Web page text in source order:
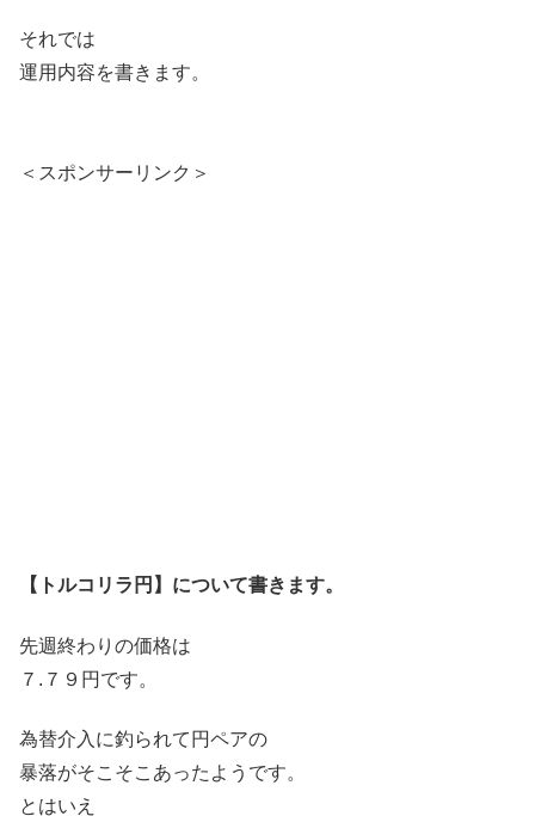
それでは
運用内容を書きます。
＜スポンサーリンク＞
【トルコリラ円】について書きます。
先週終わりの価格は
７.７９円です。
為替介入に釣られて円ペアの
暴落がそこそこあったようです。
とはいえ